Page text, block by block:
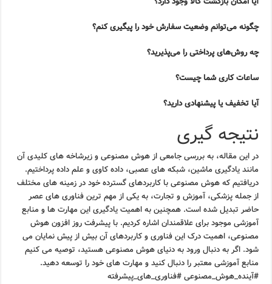
چگونه می‌توانم وضعیت سفارش خود را پیگیری کنم؟
چه روش‌های پرداختی را می‌پذیرید؟
ساعات کاری شما چیست؟
آیا تخفیف یا پیشنهادی دارید؟
نتیجه گیری
در این مقاله، به بررسی جامعی از هوش مصنوعی و زیرشاخه های کلیدی آن
مانند یادگیری ماشین، شبکه های عصبی، داده کاوی و علم داده پرداختیم.
دریافتیم که هوش مصنوعی با کاربردهای گسترده خود در زمینه های مختلف
از جمله پزشکی، آموزش و تجارت، به یکی از مهم ترین فناوری های عصر
حاضر تبدیل شده است. همچنین به اهمیت یادگیری این مهارت ها و منابع
آموزشی موجود برای علاقمندان اشاره کردیم. با پیشرفت روز افزون هوش
مصنوعی، اهمیت درک این فناوری و کاربردهای آن بیش از پیش نمایان می
شود. اگر به دنبال ورود به دنیای هوش مصنوعی هستید، توصیه می کنیم
منابع آموزشی معتبر را دنبال کنید و مهارت های خود را توسعه دهید.
#آینده_هوش_مصنوعی #فناوری_های_پیشرفته